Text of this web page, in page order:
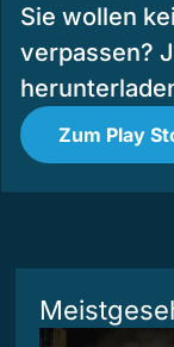
Sie wollen
verpassen?
Zum Play